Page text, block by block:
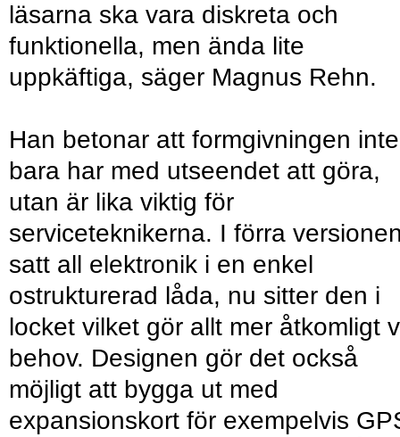
läsarna ska vara diskreta och
funktionella, men ända lite
uppkäftiga, säger Magnus Rehn.
Han betonar att formgivningen inte
bara har med utseendet att göra,
utan är lika viktig för
serviceteknikerna. I förra
satt all elektronik i en enkel
ostrukturerad låda, nu sitter den i
locket vilket gör allt mer åtkomligt
behov. Designen gör det också
möjligt att bygga ut med
expansionskort för exempelvis